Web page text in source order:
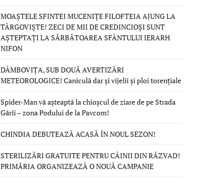
MOAȘTELE SFINTEI MUCENIȚE FILOFTEIA AJUNG LA
TÂRGOVIȘTE! ZECI DE MII DE CREDINCIOȘI SUNT
AȘTEPTAȚI LA SĂRBĂTOAREA SFÂNTULUI IERARH
NIFON
DÂMBOVIȚA, SUB DOUĂ AVERTIZĂRI
METEOROLOGICE! Caniculă dar și vijelii și ploi torențiale
Spider-Man vă așteaptă la chioșcul de ziare de pe Strada
Gării – zona Podului de la Pavcom!
CHINDIA DEBUTEAZĂ ACASĂ ÎN NOUL SEZON!
STERILIZĂRI GRATUITE PENTRU CÂINII DIN RĂZVAD!
PRIMĂRIA ORGANIZEAZĂ O NOUĂ CAMPANIE